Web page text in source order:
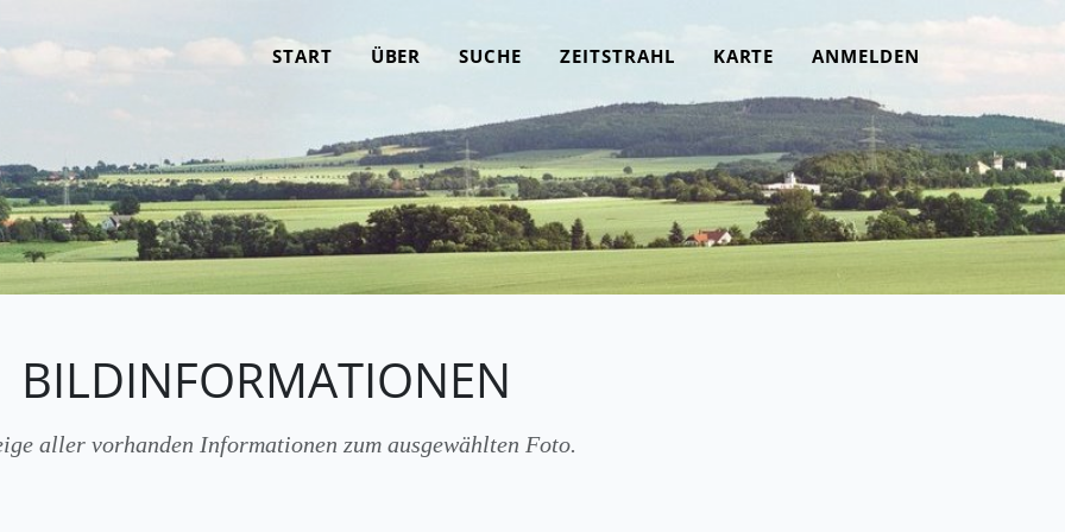
START ÜBER SUCHE ZEITSTRAHL KARTE ANMELDEN
BILDINFORMATIONEN
aller vorhanden Informationen zum ausgewählten Foto.